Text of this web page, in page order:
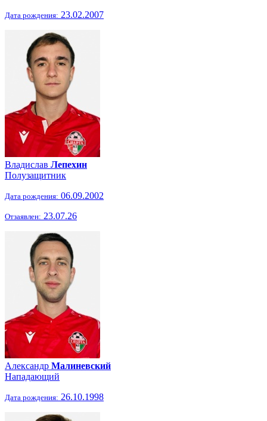
Дата рождения: 23.02.2007
Владислав Лепехин
Полузащитник
Дата рождения: 06.09.2002
Отзаявлен: 23.07.26
Александр Малиневский
Нападающий
Дата рождения: 26.10.1998